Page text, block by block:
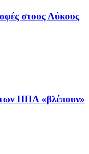
στους Λύκους
ΗΠΑ «βλέπουν»